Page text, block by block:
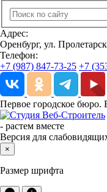
Адрес:
Оренбург, ул.
Телефон:
+7 (987) 847-73-25 +7
Первое городское
- растем вместе
Версия для
×
Размер шрифта